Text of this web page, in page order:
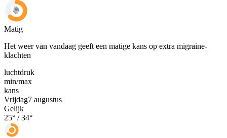
Matig
Het weer van vandaag geeft een matige kans op extra migraine-
klachten
luchtdruk
min/max
kans
Vrijdag7 augustus
Gelijk
25° /34°